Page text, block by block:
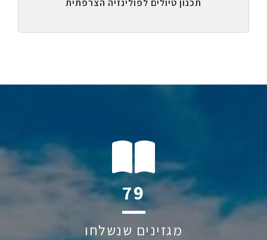
תכנון טיולים לפולינזיה הצרפתית
116
מגזינים שנשלחו